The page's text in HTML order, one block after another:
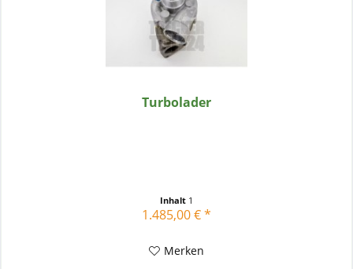
Turbolader
Inhalt 1
1.485,00 € *
Merken